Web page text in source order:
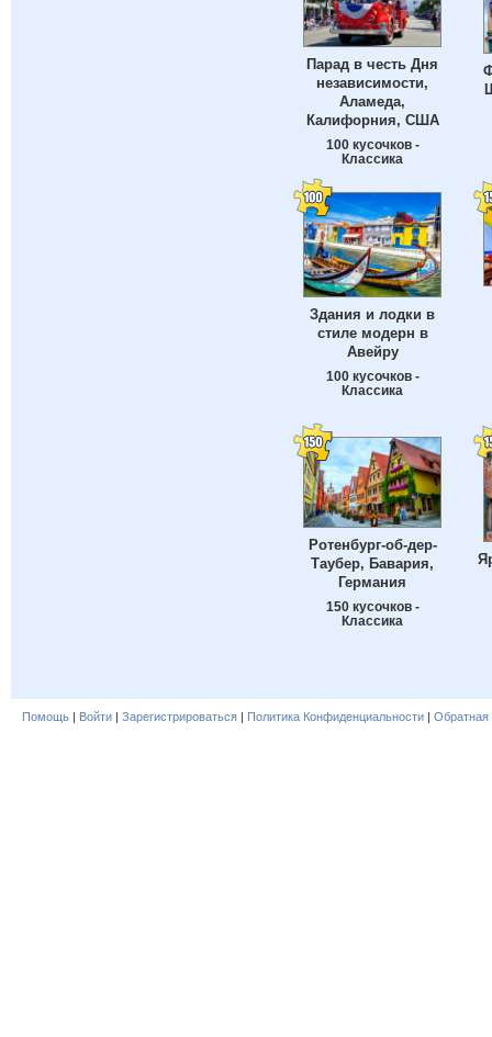
Парад в честь Дня
независимости,
Аламеда,
Калифорния, США
100 кусочков -
Классика
Здания и лодки в
стиле модерн в
Авейру
100 кусочков -
Классика
Ротенбург-об-дер-
Таубер, Бавария,
Германия
150 кусочков -
Классика
Помощь | Войти | Зарегистрироваться | Политика Конфиденциальности | Обратная